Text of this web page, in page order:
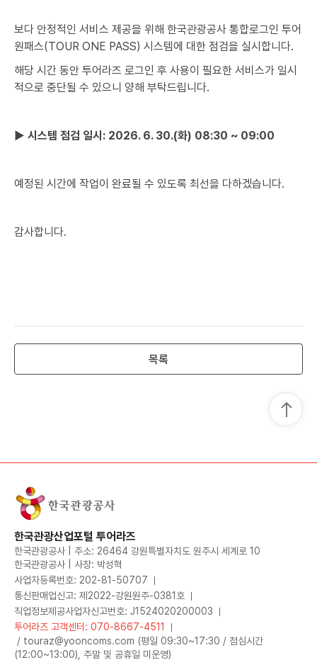
보다 안정적인 서비스 제공을 위해 한국관광공사 통합로그인 투어
원패스(TOUR ONE PASS) 시스템에 대한 점검을 실시합니다.
해당 시간 동안 투어라즈 로그인 후 사용이 필요한 서비스가 일시
적으로 중단될 수 있으니 양해 부탁드립니다.
▶ 시스템 점검 일시: 2026. 6. 30.(화) 08:30 ~ 09:00
예정된 시간에 작업이 완료될 수 있도록 최선을 다하겠습니다.
감사합니다.
목록
한국관광산업포털 투어라즈
한국관광공사 | 주소: 26464 강원특별자치도 원주시 세계로 10
한국관광공사 | 사장: 박성혁
사업자등록번호: 202-81-50707
통신판매업신고: 제2022-강원원주-0381호
직업정보제공사업자신고번호: J1524020200003
투어라즈 고객센터: 070-8667-4511
/ touraz@yooncoms.com (평일 09:30~17:30 / 점심시간
(12:00~13:00), 주말 및 공휴일 미운영)